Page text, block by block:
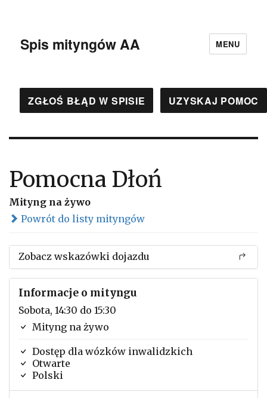
Spis mityngów AA MENU
ZGŁOŚ BŁĄD W SPISIE UZYSKAJ POMOC
Pomocna Dłoń
Mityng na żywo
Powrót do listy mityngów
Zobacz wskazówki dojazdu
Informacje o mityngu
Sobota, 14:30 do 15:30
Mityng na żywo
Dostęp dla wózków inwalidzkich
Otwarte
Polski